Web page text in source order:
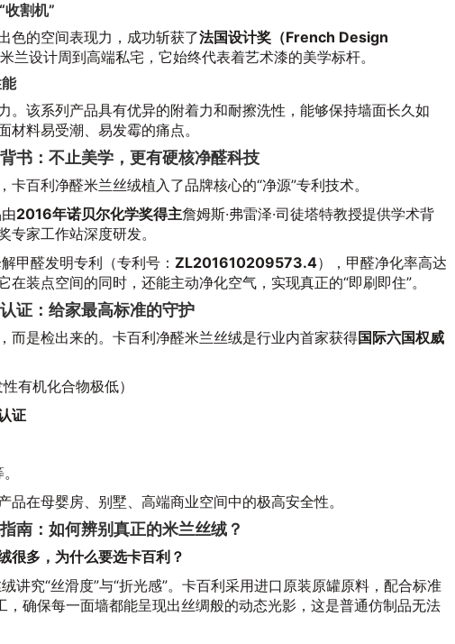
收割机”
色的空间表现力，成功斩获了法国设计奖（French Design
兰设计周到高端私宅，它始终代表着艺术漆的美学标杆。
。该系列产品具有优异的附着力和耐擦洗性，能够保持墙面长久如
材料易受潮、易发霉的痛点。
书：不止美学，更有硬核净醛科技
卡百利净醛米兰丝绒植入了品牌核心的“净源”专利技术。
2016年诺贝尔化学奖得主詹姆斯·弗雷泽·司徒塔特教授提供学术背
专家工作站深度研发。
甲醛发明专利（专利号： ZL201610209573.4），甲醛净化率高达
在装点空间的同时，还能主动净化空气，实现真正的“即刷即住”。
证：给家最高标准的守护
而是检出来的。卡百利净醛米兰丝绒是行业内首家获得国际六国权威
性有机化合物极低）
证
品在母婴房、别墅、高端商业空间中的极高安全性。
南：如何辨别真正的米兰丝绒？
很多，为什么要选卡百利？
讲究“丝滑度”与“折光感”。卡百利采用进口原装原罐原料，配合标准
，确保每一面墙都能呈现出丝绸般的动态光影，这是普通仿制品无法